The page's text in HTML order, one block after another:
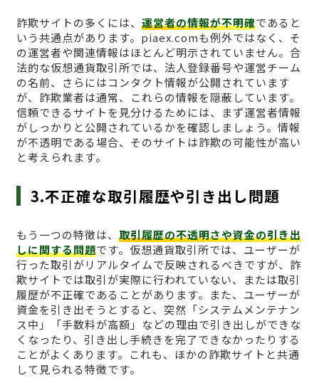
詐欺サイトの多くには、 運営者の情報が不明確であると
いう共通点があります。piaex.comも例外ではなく、そ
の運営者や関連情報はほとんど明示されていません。合
法的な仮想通貨取引所では、法人登録番号や運営チーム
の名前、さらにはコンタクト情報が公開されています
が、詐欺業者は通常、これらの情報を隠蔽しています。
信頼できるサイトを見分けるためには、まず運営者情報
がしっかりと公開されているかを確認しましょう。情報
が不透明である場合、そのサイトは詐欺の可能性が高い
と考えられます。
3.不正確な取引履歴や引き出し問題
もう一つの特徴は、 取引履歴の不透明さや資金の引き出
しに関する問題です。仮想通貨取引所では、ユーザーが
行った取引がリアルタイムで反映されるべきですが、詐
欺サイトでは取引が実際に行われていない、または取引
履歴が不正確であることがあります。また、ユーザーが
資金を引き出そうとすると、突然「システムメンテナン
ス中」「手数料が高額」などの理由で引き出しができな
くなったり、引き出し手続きを完了できなかったりする
ことがよくあります。これも、ほかの詐欺サイトと共通
して見られる特徴です。